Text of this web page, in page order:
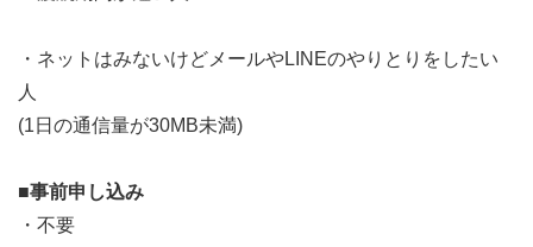
・ネットはみないけどメールやLINEのやりとりをしたい
人
(1日の通信量が30MB未満)
■事前申し込み
・不要